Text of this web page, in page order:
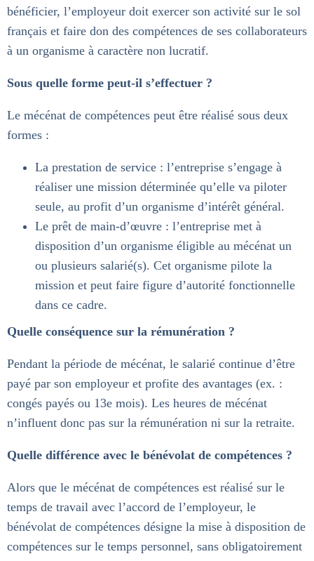
bénéficier, l’employeur doit exercer son activité sur le sol
français et faire don des compétences de ses collaborateurs
à un organisme à caractère non lucratif.
Sous quelle forme peut-il s’effectuer ?
Le mécénat de compétences peut être réalisé sous deux
formes :
La prestation de service : l’entreprise s’engage à
réaliser une mission déterminée qu’elle va piloter
seule, au profit d’un organisme d’intérêt général.
Le prêt de main-d’œuvre : l’entreprise met à
disposition d’un organisme éligible au mécénat un
ou plusieurs salarié(s). Cet organisme pilote la
mission et peut faire figure d’autorité fonctionnelle
dans ce cadre.
Quelle conséquence sur la rémunération ?
Pendant la période de mécénat, le salarié continue d’être
payé par son employeur et profite des avantages (ex. :
congés payés ou 13e mois). Les heures de mécénat
n’influent donc pas sur la rémunération ni sur la retraite.
Quelle différence avec le bénévolat de compétences ?
Alors que le mécénat de compétences est réalisé sur le
temps de travail avec l’accord de l’employeur, le
bénévolat de compétences désigne la mise à disposition de
compétences sur le temps personnel, sans obligatoirement